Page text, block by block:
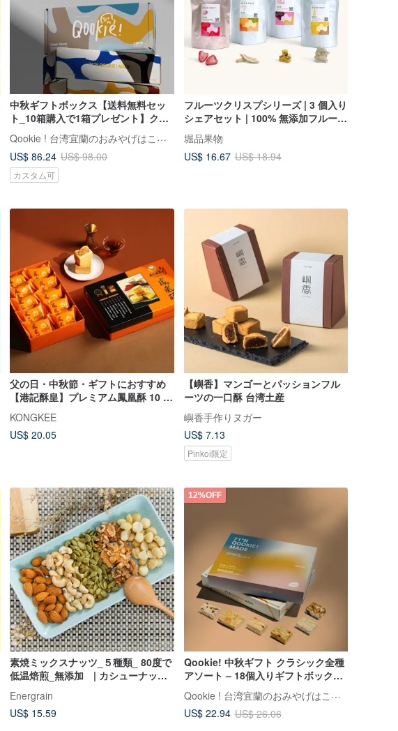
中秋ギフトボックス【送料無料セッ
ト_10箱購入で1箱プレゼント】クラ
シック小集合_10個入りギフトボック
ス - 5種フレーバー
Qookie ! 台湾宜蘭のおみやげはこれで決まり
US$ 86.24 US$ 98.00
カスタム可
フルーツクリスプシリーズ | 3 個入り
シェアセット | 100% 無添加フルーツ
クリスプ | ドライフルーツ
堀品果物
US$ 16.67 US$ 18.94
父の日・中秋節・ギフトにおすすめ
【港記酥皇】プレミアム鳳凰酥 10 個
KONGKEE
US$ 20.05
【嶼香】マンゴーとパッションフル
ーツの一口酥 台湾土産
嶼香手作りヌガー
US$ 7.13
Pinkoi限定
素焼ミックスナッツ_５種類_ 80度で
低温焙煎_無添加 | カシューナッ
ツ、アーモンド、クルミ、マカダミ
アナッツ、カボチャの種子 (250g/
500g)
Energrain
US$ 15.59
12%OFF
Qookie! 中秋ギフト クラシック全種
アソート – 18個入りギフトボックス
- 手提げ袋付き
Qookie ! 台湾宜蘭のおみやげはこれで決まり
US$ 22.94 US$ 26.06